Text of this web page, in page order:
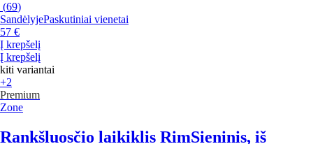
(69)
SandėlyjePaskutiniai vienetai
57 €
Į krepšelį
Į krepšelį
kiti variantai
+2
Premium
Zone
Rankšluosčio laikiklis RimSieninis, iš